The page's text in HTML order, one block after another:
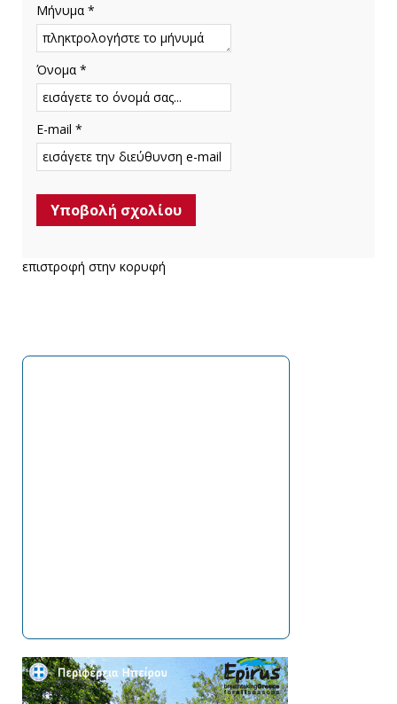
Μήνυμα *
Όνομα *
E-mail *
επιστροφή στην κορυφή